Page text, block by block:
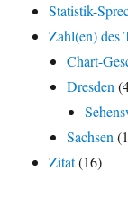
Statistik-
Zahl(en) des
Chart-
Dresden
Sachsen
Zitat(16)